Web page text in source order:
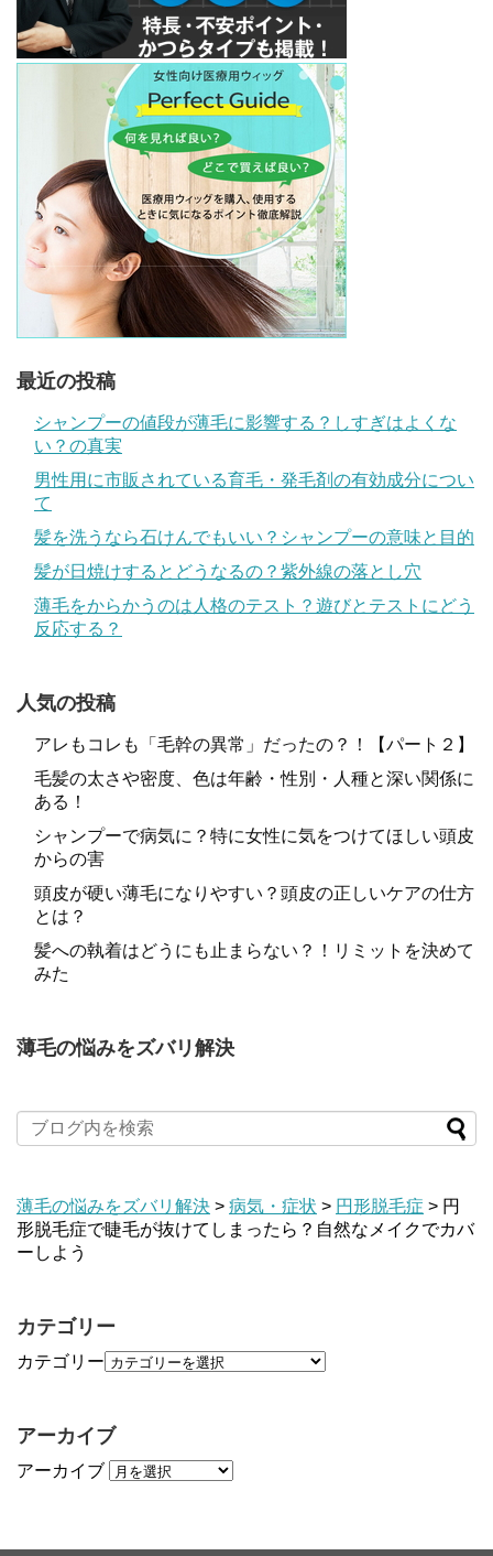
最近の投稿
シャンプーの値段が薄毛に影響する？しすぎはよくな
い？の真実
男性用に市販されている育毛・発毛剤の有効成分につい
て
髪を洗うなら石けんでもいい？シャンプーの意味と目的
髪が日焼けするとどうなるの？紫外線の落とし穴
薄毛をからかうのは人格のテスト？遊びとテストにどう
反応する？
人気の投稿
アレもコレも「毛幹の異常」だったの？！【パート２】
毛髪の太さや密度、色は年齢・性別・人種と深い関係に
ある！
シャンプーで病気に？特に女性に気をつけてほしい頭皮
からの害
頭皮が硬い薄毛になりやすい？頭皮の正しいケアの仕方
とは？
髪への執着はどうにも止まらない？！リミットを決めて
みた
薄毛の悩みをズバリ解決
薄毛の悩みをズバリ解決 > 病気・症状 > 円形脱毛症 > 円
形脱毛症で睫毛が抜けてしまったら？自然なメイクでカバ
ーしよう
カテゴリー
カテゴリー
アーカイブ
アーカイブ